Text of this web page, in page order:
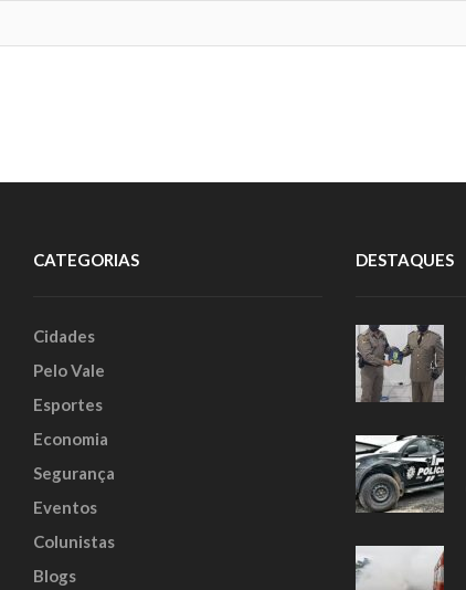
CATEGORIAS
Cidades
Pelo Vale
Esportes
Economia
Segurança
Eventos
Colunistas
Blogs
DESTAQUES